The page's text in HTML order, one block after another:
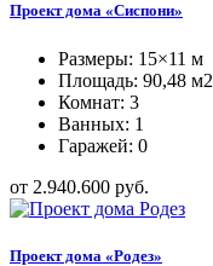
Проект дома «Сиспони»
Размеры: 15×11 м
Площадь: 90,48 м2
Комнат: 3
Ванных: 1
Гаражей: 0
от 2.940.600 руб.
Проект дома «Родез»